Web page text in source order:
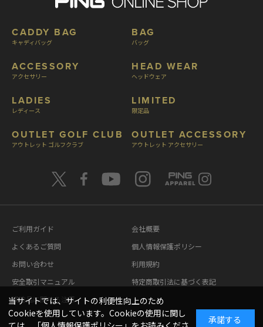
CADDY BAG
キャディバッグ
ACCESSORY
アクセサリー
LADIES
レディース
OUTLET GOLF CLUB
アウトレット ゴルフクラブ
BAG
バッグ
HEAD WEAR
ヘッドウェア
LIMITED
限定品
OUTLET ACCESSORY
アウトレット アクセサリー
ご利用ガイド
よくあるご質問
お問い合わせ
安全取引マニュアル
模造品に関する注意
会社概要
個人情報保護ポリシー
利用規約
特定商取引法に基づく表記
当サイトでは、サイトの利便性向上のため
Cookieを使用しています。Cookieの使用に関し
承諾する